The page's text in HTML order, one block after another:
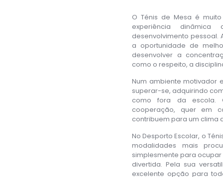
O Ténis de Mesa é
experiência
desenvolvimento pessoal.
a oportunidade de
desenvolver a
como o respeito, a
Num ambiente motivador
superar-se, adquirindo
como fora da escola.
cooperação, quer em
contribuem para um clima
No Desporto Escolar, o
modalidades mais
simplesmente para
divertida. Pela sua
excelente opção para